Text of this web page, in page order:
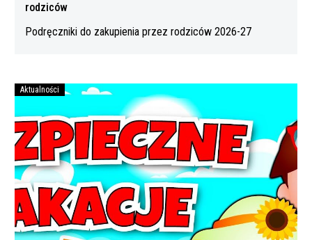
rodziców
Podręczniki do zakupienia przez rodziców 2026-27
Bezpiecznych
wakacji
Aktualności